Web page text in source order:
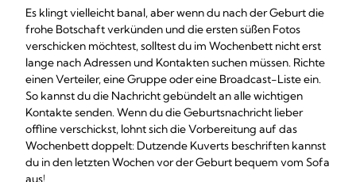
Es klingt vielleicht banal, aber wenn du nach der Geburt die
frohe Botschaft verkünden und die ersten süßen Fotos
verschicken möchtest, solltest du im Wochenbett nicht erst
lange nach Adressen und Kontakten suchen müssen. Richte
einen Verteiler, eine Gruppe oder eine Broadcast-Liste ein.
So kannst du die Nachricht gebündelt an alle wichtigen
Kontakte senden. Wenn du die Geburtsnachricht lieber
offline verschickst, lohnt sich die Vorbereitung auf das
Wochenbett doppelt: Dutzende Kuverts beschriften kannst
du in den letzten Wochen vor der Geburt bequem vom Sofa
aus!